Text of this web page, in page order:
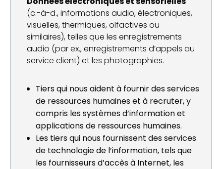
(c.-à-d., informations audio, électroniques,
visuelles, thermiques, olfactives ou
similaires), telles que les enregistrements
audio (par ex., enregistrements d’appels au
service client) et les photographies.
Tiers qui nous aident à fournir des services
de ressources humaines et à recruter, y
compris les systèmes d’information et
applications de ressources humaines.
Les tiers qui nous fournissent des services
de technologie de l’information, tels que
les fournisseurs d’accès à Internet, les